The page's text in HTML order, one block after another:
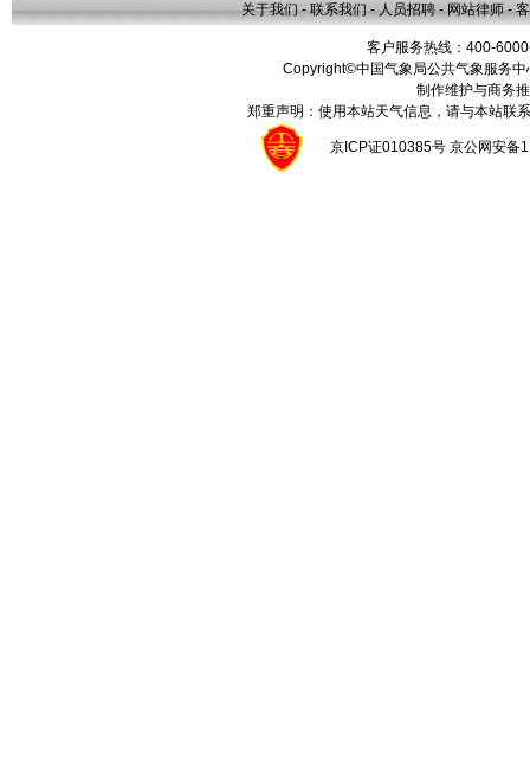
关于我们 - 联系我们 - 人员招聘 - 网站律师 -
客户服务热线：400-
Copyright©中国气象局公共气象服务
制作维护与商务
郑重声明：使用本站天气信息，请与本站联
京ICP证010385号 京公网安备